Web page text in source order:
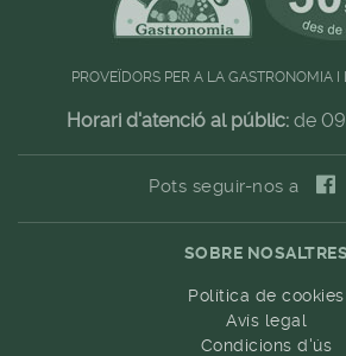
PROVEÏDORS PER A LA GASTRONOMIA I
Horari d'atenció al públic: de
Pots seguir-nos a
SOBRE NOSALTRES
Política de cookies
Avís legal
Condicions d'ús